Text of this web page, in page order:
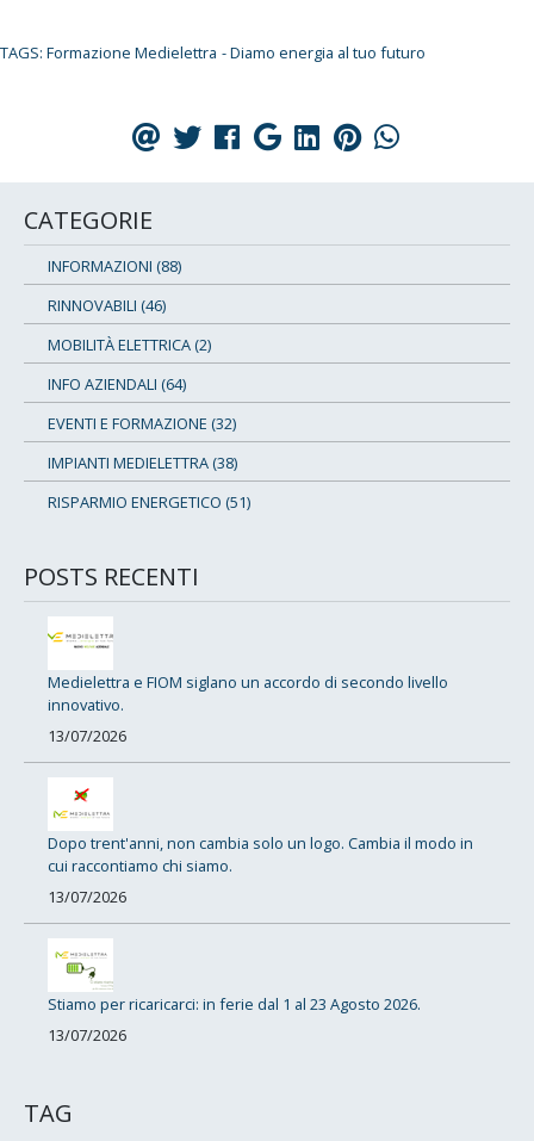
TAGS: Formazione Medielettra - Diamo energia al tuo futuro
CATEGORIE
INFORMAZIONI (88)
RINNOVABILI (46)
MOBILITÀ ELETTRICA (2)
INFO AZIENDALI (64)
EVENTI E FORMAZIONE (32)
IMPIANTI MEDIELETTRA (38)
RISPARMIO ENERGETICO (51)
POSTS RECENTI
Medielettra e FIOM siglano un accordo di secondo livello
innovativo.
13/07/2026
Dopo trent'anni, non cambia solo un logo. Cambia il modo in
cui raccontiamo chi siamo.
13/07/2026
Stiamo per ricaricarci: in ferie dal 1 al 23 Agosto 2026.
13/07/2026
TAG